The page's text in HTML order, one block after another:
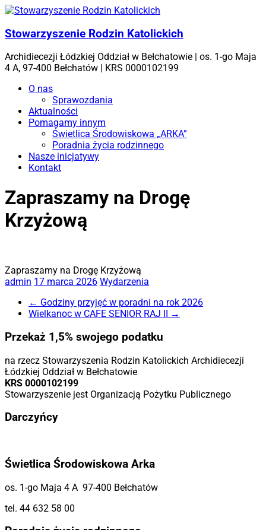
Skip
content
Stowarzyszenie Rodzin Katolickich
Archidiecezji Łódzkiej Oddział w Bełchatowie | os. 1-go Maja
4 A, 97-400 Bełchatów | KRS 0000102199
Menu
O nas
Sprawozdania
Aktualności
Pomagamy innym
Świetlica Środowiskowa „ARKA”
Poradnia życia rodzinnego
Nasze inicjatywy
Kontakt
Zapraszamy na Drogę
Krzyżową
Zapraszamy na Drogę Krzyżową
admin 17 marca 2026 Wydarzenia
← Godziny przyjęć w poradni na rok 2026
Wielkanoc w CAFE SENIOR RAJ II
→
Przekaż 1,5% swojego podatku
na rzecz Stowarzyszenia Rodzin Katolickich Archidiecezji
Łódzkiej Oddział w Bełchatowie
KRS 0000102199
Stowarzyszenie jest Organizacją Pożytku Publicznego
Darczyńcy
Świetlica Środowiskowa Arka
os. 1-go Maja 4 A 97-400 Bełchatów
tel. 44 632 58 00